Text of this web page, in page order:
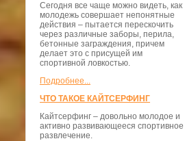
Сегодня все чаще можно видеть, как
молодежь совершает непонятные
действия – пытается перескочить
через различные заборы, перила,
бетонные заграждения, причем
делает это с присущей им
спортивной ловкостью.
Подробнее...
ЧТО ТАКОЕ КАЙТСЕРФИНГ
Кайтсерфинг – довольно молодое и
активно развивающееся спортивное
развлечение.